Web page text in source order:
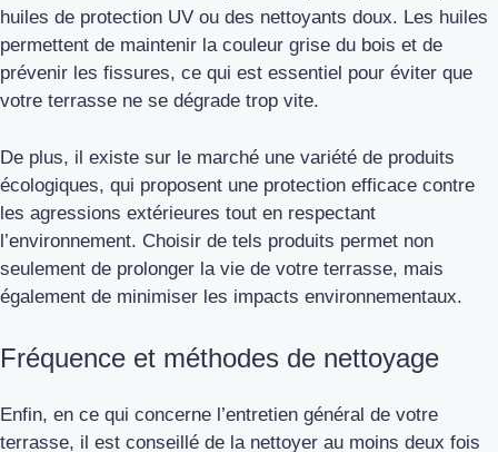
huiles de protection UV ou des nettoyants doux. Les huiles
permettent de maintenir la couleur grise du bois et de
prévenir les fissures, ce qui est essentiel pour éviter que
votre terrasse ne se dégrade trop vite.
De plus, il existe sur le marché une variété de produits
écologiques, qui proposent une protection efficace contre
les agressions extérieures tout en respectant
l’environnement. Choisir de tels produits permet non
seulement de prolonger la vie de votre terrasse, mais
également de minimiser les impacts environnementaux.
Fréquence et méthodes de nettoyage
Enfin, en ce qui concerne l’entretien général de votre
terrasse, il est conseillé de la nettoyer au moins deux fois